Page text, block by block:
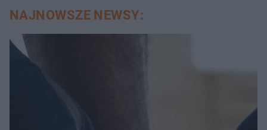
NAJNOWSZE NEWSY: